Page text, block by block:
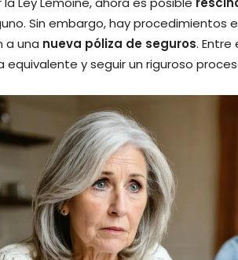
Sin embargo, hay procedimientos
a una nueva póliza de seguros.
equivalente y seguir un riguroso